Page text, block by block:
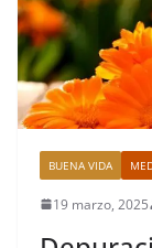
BUENA VIDA
19 marzo, 2025